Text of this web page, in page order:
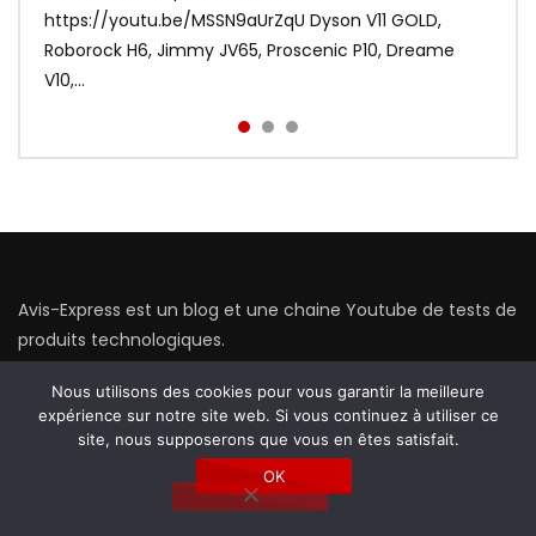
https://youtu.be/MSSN9aUrZqU Dyson V11 GOLD,
Roborock H6, Jimmy JV65, Proscenic P10, Dreame
V10,...
portable testée par Avis-Express. ❤️ Abonnez-vous,
c’est gratuit | http://bit.ly...
Xiaomi frappe fort avec les Redmi Airdots en
sacrifiant au passage le coté tactile. Voir le meilleur
prix : http://bit.ly/Redmi-Aird...
Avis-Express est un blog et une chaine Youtube de tests de
produits technologiques.
Plus de1000 vidéos, 35M de vues, 210 000 abonnés, 7 ans
d’existence…
Nous utilisons des cookies pour vous garantir la meilleure
expérience sur notre site web. Si vous continuez à utiliser ce
site, nous supposerons que vous en êtes satisfait.
OK